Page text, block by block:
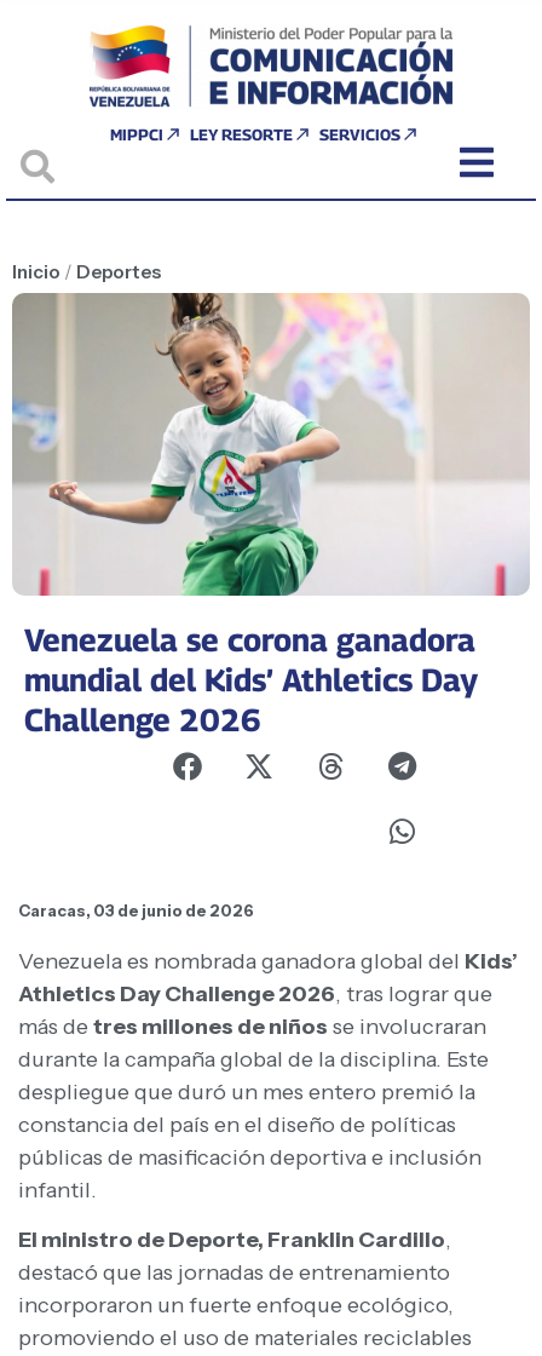
MIPPCI LEY RESORTE SERVICIOS
Inicio / Deportes
Venezuela se corona ganadora
mundial del Kids’ Athletics Day
Challenge 2026
Caracas, 03 de junio de 2026
Venezuela es nombrada ganadora global del Kids’
Athletics Day Challenge 2026, tras lograr que
más de tres millones de niños se involucraran
durante la campaña global de la disciplina. Este
despliegue que duró un mes entero premió la
constancia del país en el diseño de políticas
públicas de masificación deportiva e inclusión
infantil.
El ministro de Deporte, Franklin Cardillo,
destacó que las jornadas de entrenamiento
incorporaron un fuerte enfoque ecológico,
promoviendo el uso de materiales reciclables